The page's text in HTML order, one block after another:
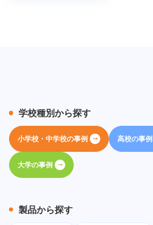
学校種別から探す
小学校・中学校の事例 高校の事例
大学の事例
製品から探す